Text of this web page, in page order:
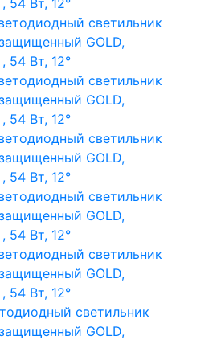
светильник
GOLD,